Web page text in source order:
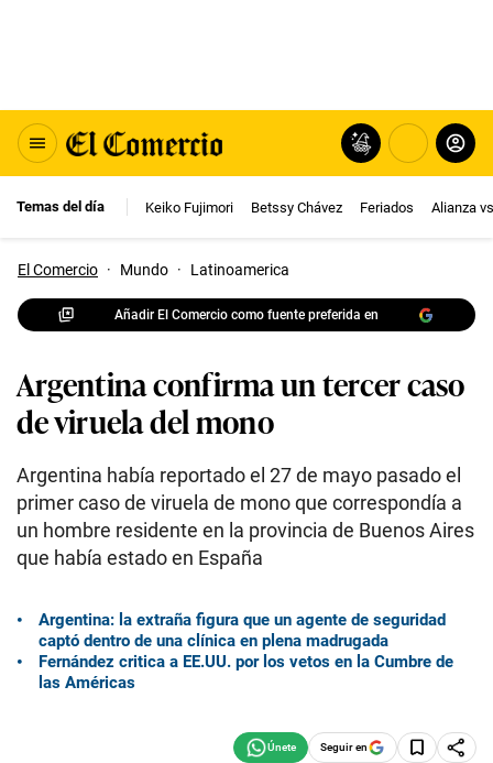
Temas del día Keiko Fujimori Betssy Chávez Feriados Alianza
El Comercio · Mundo · Latinoamerica
Añadir El Comercio como fuente preferida en
Argentina confirma un tercer caso
de viruela del mono
Argentina había reportado el 27 de mayo pasado el
primer caso de viruela de mono que correspondía a
un hombre residente en la provincia de Buenos Aires
que había estado en España
Argentina: la extraña figura que un agente de seguridad
captó dentro de una clínica en plena madrugada
Fernández critica a EE.UU. por los vetos en la Cumbre de
las Américas
Seguir en